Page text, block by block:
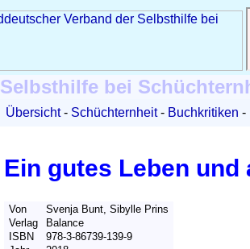
Selbsthilfe bei
Übersicht Schüchternheit Buchkritiken
Ein gutes Leben und
Von
Svenja Bunt, Sibylle Prins
Verlag
Balance
ISBN
978-3-86739-139-9